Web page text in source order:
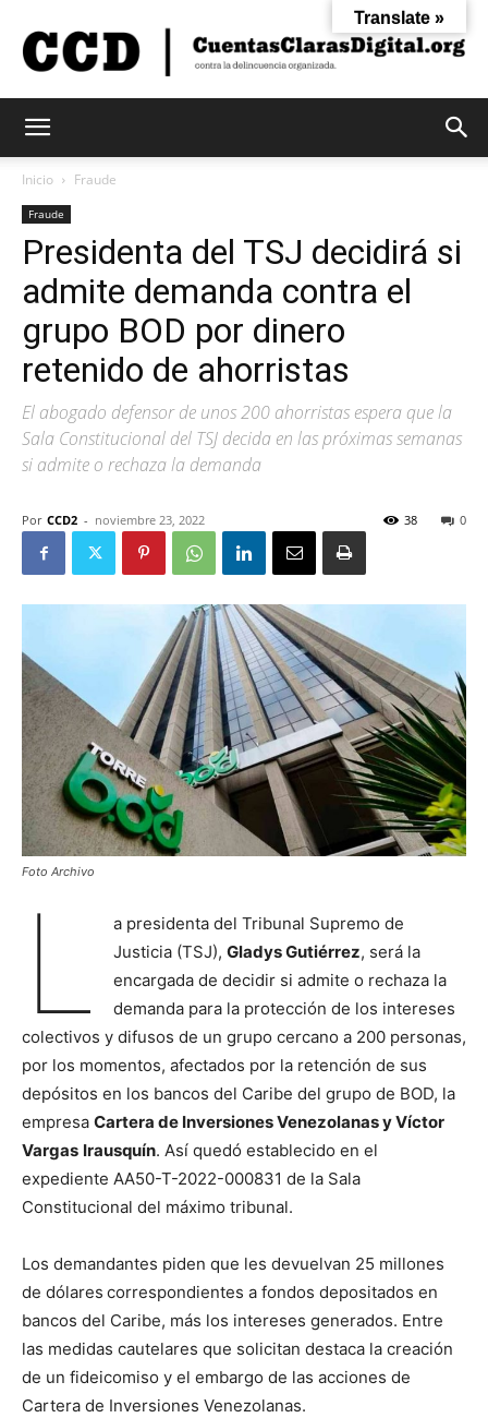
Claras
Digital
Inicio Fraude
Fraude
Presidenta del TSJ decidirá si
admite demanda contra el
grupo BOD por dinero
retenido de ahorristas
El abogado defensor de unos 200 ahorristas espera que la
Sala Constitucional del TSJ decida en las próximas semanas
si admite o rechaza la demanda
Por CCD2 - noviembre 23, 2022 0
38
Foto Archivo
L
a presidenta del Tribunal Supremo de
Justicia (TSJ), Gladys Gutiérrez, será la
encargada de decidir si admite o rechaza la
demanda para la protección de los intereses
colectivos y difusos de un grupo cercano a 200 personas,
por los momentos, afectados por la retención de sus
depósitos en los bancos del Caribe del grupo de BOD, la
empresa Cartera de Inversiones Venezolanas y Víctor
Vargas Irausquín. Así quedó establecido en el
expediente AA50-T-2022-000831 de la Sala
Constitucional del máximo tribunal.
Los demandantes piden que les devuelvan 25 millones
de dólares correspondientes a fondos depositados en
bancos del Caribe, más los intereses generados. Entre
las medidas cautelares que solicitan destaca la creación
de un fideicomiso y el embargo de las acciones de
Cartera de Inversiones Venezolanas.
Translate »